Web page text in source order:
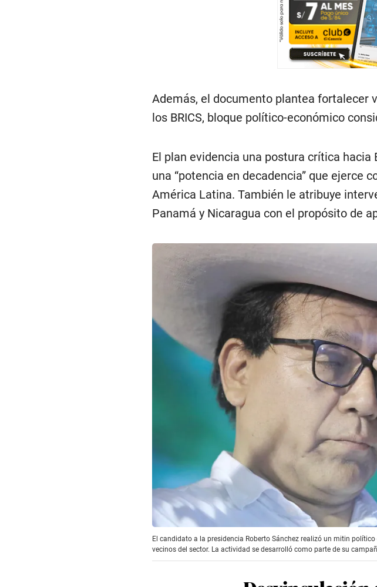
Además, el documento plantea fortalecer
los BRICS, bloque político-económico
El plan evidencia una postura crítica hacia
una “potencia en decadencia” que ejerce
América Latina. También le atribuye
Panamá y Nicaragua con el propósito de
El candidato a la presidencia Roberto Sánchez realizó un mitin
vecinos del sector. La actividad se desarrolló como parte de su